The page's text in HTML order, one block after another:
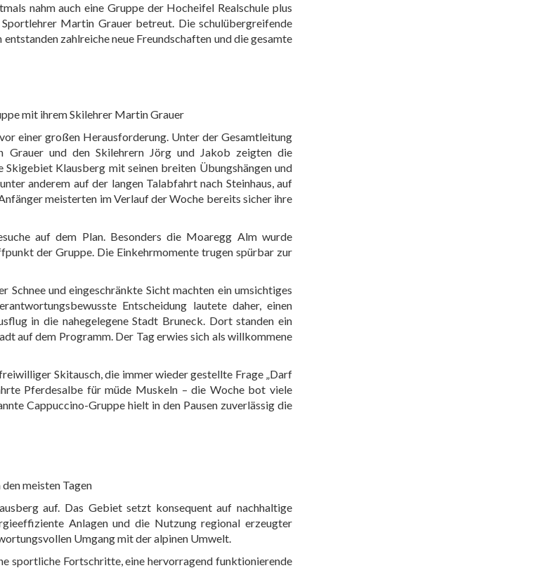
nahm auch eine Gruppe der Hocheifel Realschule plus
Martin Grauer betreut. Die schulübergreifende
zahlreiche neue Freundschaften und die gesamte
mit ihrem Skilehrer Martin Grauer
einer großen Herausforderung. Unter der Gesamtleitung
und den Skilehrern Jörg und Jakob zeigten die
Klausberg mit seinen breiten Übungshängen und
anderem auf der langen Talabfahrt nach Steinhaus, auf
meisterten im Verlauf der Woche bereits sicher ihre
auf dem Plan. Besonders die Moaregg Alm wurde
der Gruppe. Die Einkehrmomente trugen spürbar zur
und eingeschränkte Sicht machten ein umsichtiges
Entscheidung lautete daher, einen
in die nahegelegene Stadt Bruneck. Dort standen ein
auf dem Programm. Der Tag erwies sich als willkommene
Skitausch, die immer wieder gestellte Frage „Darf
Pferdesalbe für müde Muskeln – die Woche bot viele
Cappuccino-Gruppe hielt in den Pausen zuverlässig die
meisten Tagen
auf. Das Gebiet setzt konsequent auf nachhaltige
Anlagen und die Nutzung regional erzeugter
Umgang mit der alpinen Umwelt.
sportliche Fortschritte, eine hervorragend funktionierende